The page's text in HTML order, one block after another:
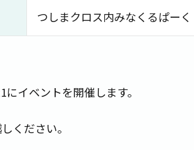
つしまクロス内みなくるぱーく
イベントを開催します。
ください。